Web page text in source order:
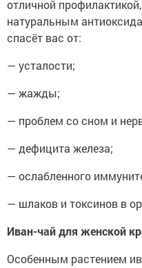
отличной
натуральным
спасёт вас от:
— усталости;
— жажды;
— проблем со сном и
— дефицита железа;
— ослабленного
— шлаков и токсинов в
Иван-чай для женской
Особенным растением